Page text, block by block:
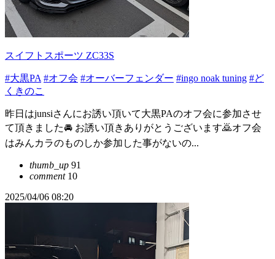
スイフトスポーツ ZC33S
#大黒PA #オフ会 #オーバーフェンダー #ingo noak tuning #ど
くきのこ
昨日はjunsiさんにお誘い頂いて大黒PAのオフ会に参加させ
て頂きました🚘️ お誘い頂きありがとうございます🙇オフ会
はみんカラのものしか参加した事がないの...
thumb_up 91
comment10
2025/04/06 08:20